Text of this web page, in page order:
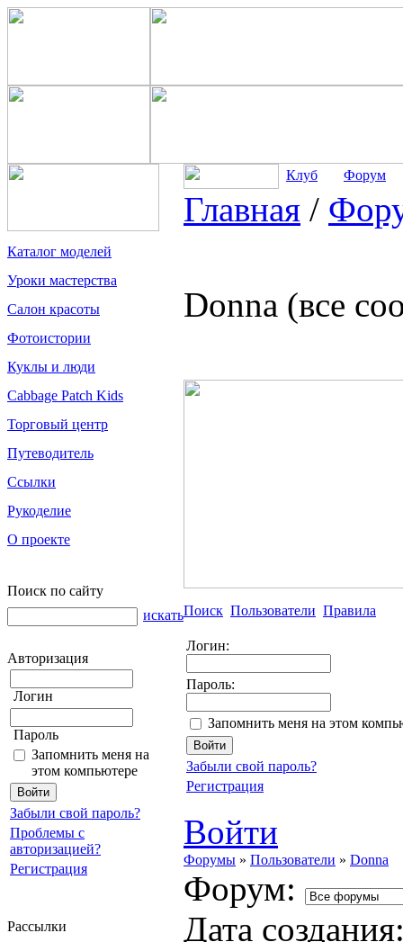
Каталог моделей
Уроки мастерства
Салон красоты
Фотоистории
Куклы и люди
Cabbage Patch Kids
Торговый центр
Путеводитель
Ссылки
Рукоделие
О проекте
Поиск по сайту
искать
Авторизация
Логин
Пароль
Запомнить меня на
этом компьютере
Забыли свой пароль?
Проблемы с
авторизацией?
Регистрация
Рассылки
Клуб Форум
Главная /
Donna (все
Поиск Пользователи Правила
Логин:
Пароль:
Запомнить меня на этом
Забыли свой пароль?
Регистрация
Войти
Форумы » Пользователи » Donna
Форум:
Дата